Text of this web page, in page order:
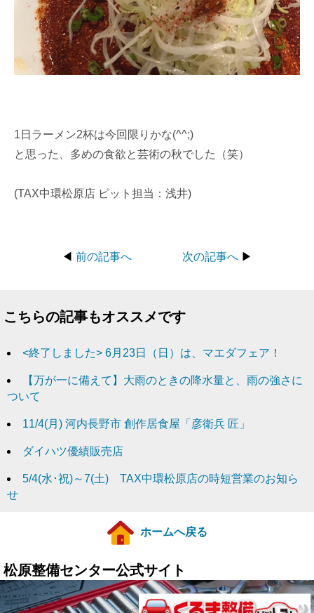
1日ラーメン2杯は今回限りかな(^^;)
と思った、多めの食欲と芸術の秋でした（笑）
(TAX中環松原店 ピット担当：浅井)
◀ 前の記事へ 次の記事へ ▶
こちらの記事もオススメです
<終了しました> 6月23日（日）は、マエダフェア！
【万が一に備えて】大雨のときの降水量と、雨の強さに
ついて
11/4(月) 河内長野市 創作居食屋「彦衛兵 匠」
ダイハツ優績販売店
5/4(水･祝)～7(土) TAX中環松原店の時短営業のお知ら
せ
ホームへ戻る
松原整備センター公式サイト